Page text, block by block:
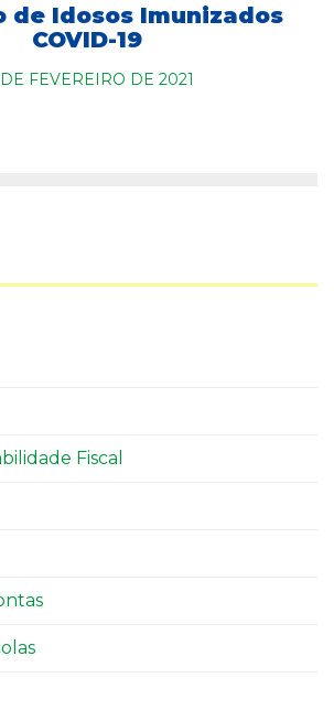
de Idosos Imunizados
COVID-19
FEVEREIRO DE 2021
Fiscal